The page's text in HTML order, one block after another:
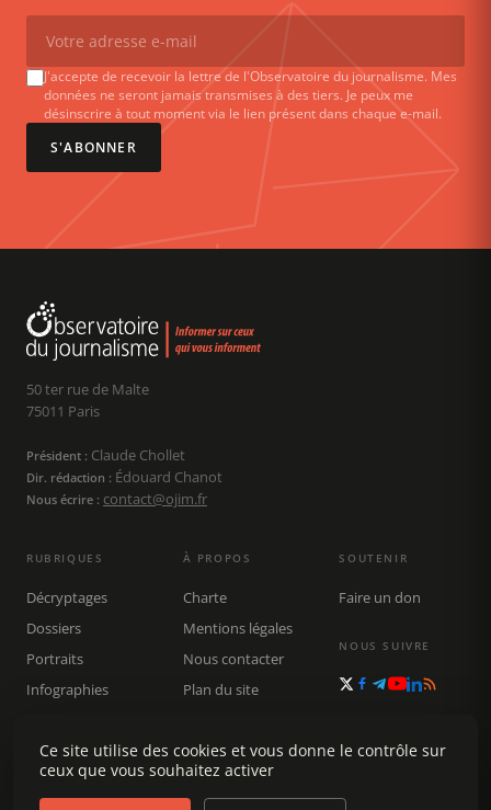
J'accepte de recevoir la lettre de l'Observatoire du journalisme. Mes
données ne seront jamais transmises à des tiers. Je peux me
désinscrire à tout moment via le lien présent dans chaque e-mail.
S'ABONNER
50 ter rue de Malte
75011 Paris
Président : Claude Chollet
Dir. rédaction : Édouard Chanot
Nous écrire : contact@ojim.fr
RUBRIQUES
Décryptages
Dossiers
Portraits
Infographies
Rechercher
À PROPOS
Charte
Mentions légales
Nous contacter
Plan du site
SOUTENIR
Faire un don
NOUS SUIVRE
Ce site utilise des cookies et vous donne le contrôle sur
ceux que vous souhaitez activer